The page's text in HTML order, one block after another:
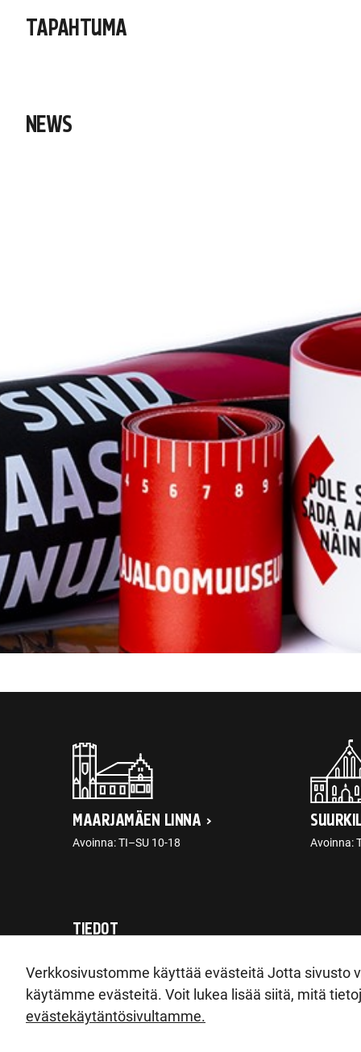
TAPAHTUMA
NEWS
MAARJAMÄEN LINNA
Avoinna: TI–SU 10-18 Avoinna:
TIEDOT
© 2026 Eesti Ajaloomuuseum SA
Verkkosivustomme käyttää evästeitä Jotta sivusto
käytämme evästeitä. Voit lukea lisää siitä, mitä
evästekäytäntösivultamme.